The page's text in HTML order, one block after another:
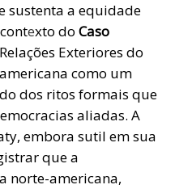
sustenta a equidade
exto do Caso
Exteriores do
como um
dos ritos formais que
aliadas. A
embora sutil em sua
que a
norte-americana,